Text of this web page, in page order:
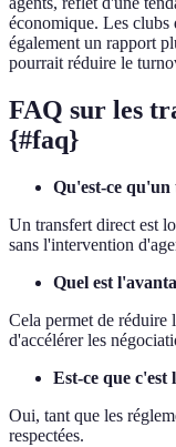
économique. Les clubs
également un rapport
pourrait réduire le
FAQ sur les
{#faq}
Qu'est-ce
Un transfert direct est
sans l'intervention
Quel est
Cela permet de réduire
d'accélérer les
Est-ce que c'est
Oui, tant que les
respectées.